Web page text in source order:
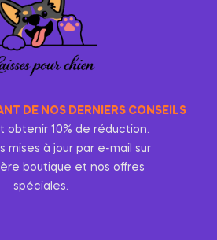
DE NOS DERNIERS CONSEILS
obtenir 10% de réduction.
mises à jour par e-mail sur
boutique et nos offres
spéciales.